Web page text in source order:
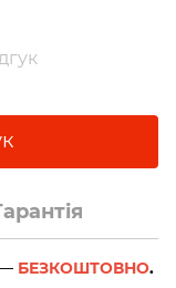
— БЕЗКОШТОВНО.